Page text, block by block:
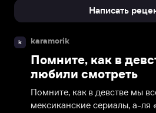
Написать
k karamorik
Помните, как в
любили смотреть
Помните, как в девстве мы
мексиканские сериалы, а-ля